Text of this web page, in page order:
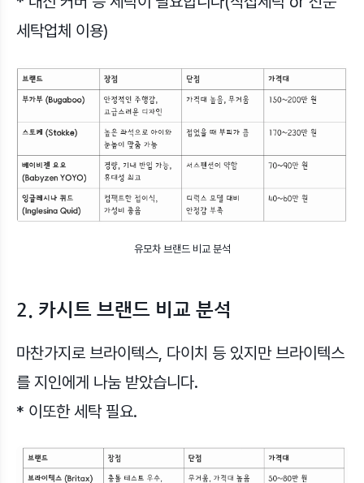
세탁업체 이용)
유모차 브랜드 비교 분석
2. 카시트 브랜드 비교 분석
마찬가지로 브라이텍스, 다이치 등 있지만 브라이텍스
를 지인에게 나눔 받았습니다.
* 이또한 세탁 필요.